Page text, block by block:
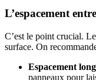
L’espacement
C’est le point crucial.
surface. On
Espacement
panneaux pour